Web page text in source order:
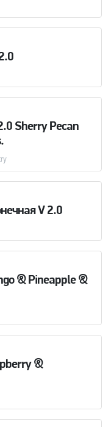
Sherry Pecan
V 2.0
& Pineapple &
&